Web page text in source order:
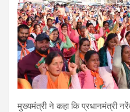
मुख्यमंत्री ने कहा कि प्रधानमंत्री